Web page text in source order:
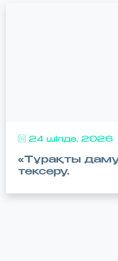
24 шілде, 2026
«Тұрақты
тексеру.